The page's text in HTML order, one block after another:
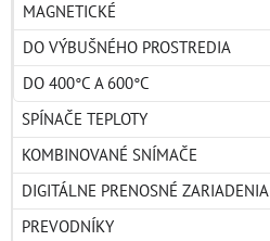
MAGNETICKÉ
DO VÝBUŠNÉHO PROSTREDIA
DO 400°C A 600°C
SPÍNAČE TEPLOTY
KOMBINOVANÉ SNÍMAČE
DIGITÁLNE PRENOSNÉ ZARIADENIA
PREVODNÍKY